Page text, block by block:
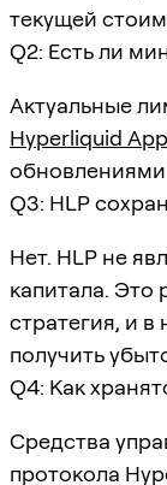
текущей
Q2: Есть ли
Актуальные
Hyperliquid App
обновлениями
Q3: HLP
Нет. HLP не
капитала. Это
стратегия, и
получить
Q4: Как
Средства
протокола